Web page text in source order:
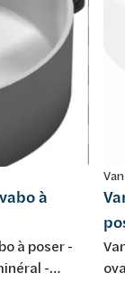
à
à poser -
-